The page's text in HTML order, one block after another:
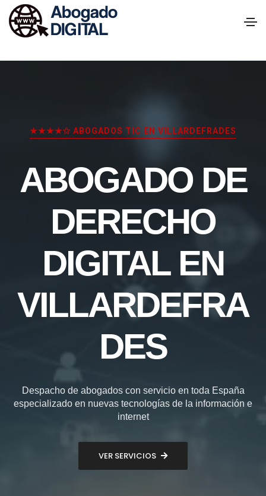
★★★★✩ ABOGADOS TIC EN VILLARDEFRADES
ABOGADO DE
DERECHO
DIGITAL EN
VILLARDEFRA
DES
Despacho de abogados con servicio en toda España
especializado en nuevas tecnologías de la información e
internet
VER SERVICIOS